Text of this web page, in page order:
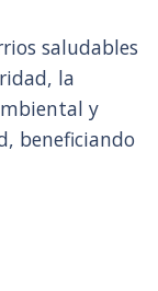
saludables
la
y
beneficiando